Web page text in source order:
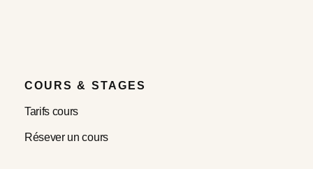
COURS & STAGES
Tarifs cours
Résever un cours